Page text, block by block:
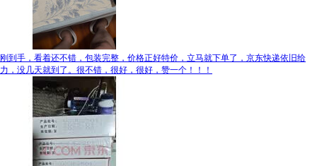
刚到手，看着还不错，包装完整，价格正好特价，立马就下单了，京东快递依旧给
力，没几天就到了。很不错，很好，很好，赞一个！！！